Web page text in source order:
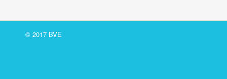
© 2017 BVE